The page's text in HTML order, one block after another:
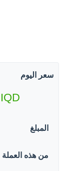
سعر اليوم
IQD
المبلغ
من هذه العملة